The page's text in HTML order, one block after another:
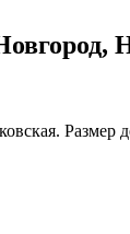
Размер